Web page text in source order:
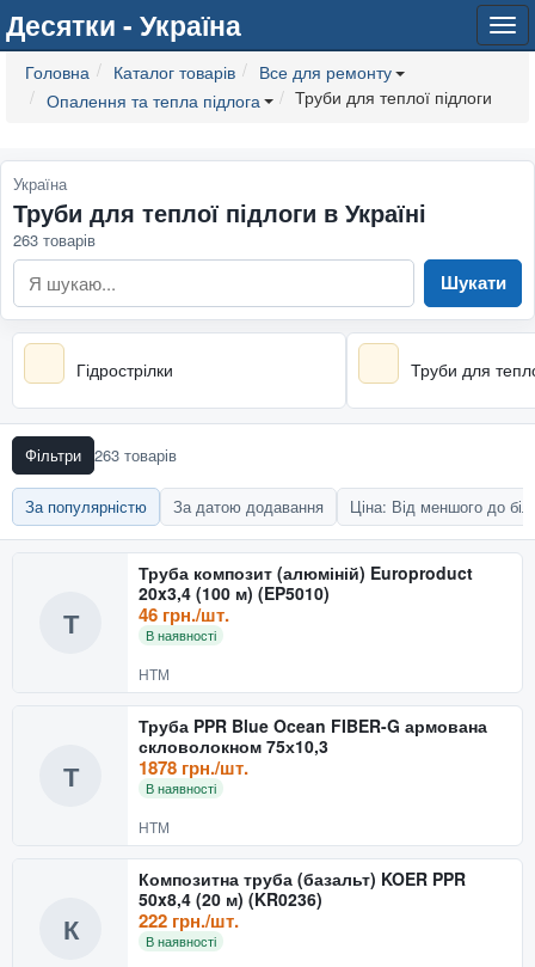
Десятки - Україна
Головна Каталог товарів
Все для ремонту
Опалення та тепла підлога
Труби для теплої підлоги
Україна
Труби для теплої підлоги в Україні
263 товарів
Шукати
Гідрострілки Труби для
Фільтри 263 товарів
За популярністю За датою додавання Ціна: Від меншого до
Т
Труба композит (алюміній) Europroduct
20x3,4 (100 м) (EP5010)
46 грн./шт.
В наявності
НТМ
Т
Труба PPR Blue Ocean FIBER-G армована
скловолокном 75х10,3
1878 грн./шт.
В наявності
НТМ
К
Композитна труба (базальт) KOER PPR
50x8,4 (20 м) (KR0236)
222 грн./шт.
В наявності